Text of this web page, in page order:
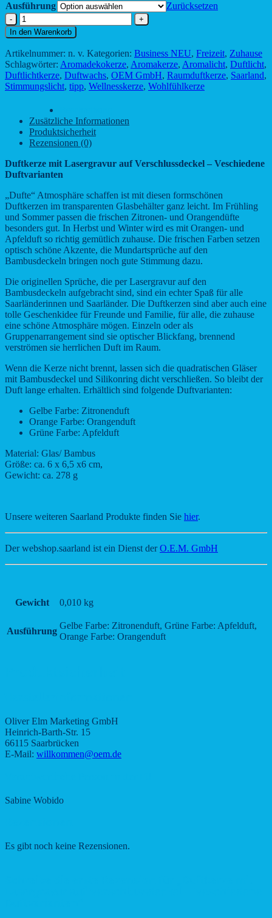
Ausführung
Zurücksetzen
Duftkerze
mit
Lasergravur
auf
Verschlussdeckel
-
Veschiedene
Duftvarianten
In den Warenkorb
Artikelnummer: n. v. Kategorien: Business NEU, Freizeit, Zuhause
Schlagwörter: Aromadekokerze, Aromakerze, Aromalicht, Duftlicht,
Duftlichtkerze, Duftwachs, OEM GmbH, Raumduftkerze, Saarland,
Stimmungslicht, tipp, Wellnesskerze, Wohlfühlkerze
Zusätzliche Informationen
Produktsicherheit
Rezensionen (0)
Duftkerze mit Lasergravur auf Verschlussdeckel – Veschiedene
Duftvarianten
„Dufte“ Atmosphäre schaffen ist mit diesen formschönen
Duftkerzen im transparenten Glasbehälter ganz leicht. Im Frühling
und Sommer passen die frischen Zitronen- und Orangendüfte
besonders gut. In Herbst und Winter wird es mit Orangen- und
Apfelduft so richtig gemütlich zuhause. Die frischen Farben setzen
optisch schöne Akzente, die Mundartsprüche auf den
Bambusdeckeln bringen noch gute Stimmung dazu.
Die originellen Sprüche, die per Lasergravur auf den
Bambusdeckeln aufgebracht sind, sind ein echter Spaß für alle
Saarländerinnen und Saarländer. Die Duftkerzen sind aber auch eine
tolle Geschenkidee für Freunde und Familie, für alle, die zuhause
eine schöne Atmosphäre mögen. Einzeln oder als
Gruppenarrangement sind sie optischer Blickfang, brennend
verströmen sie herrlichen Duft im Raum.
Wenn die Kerze nicht brennt, lassen sich die quadratischen Gläser
mit Bambusdeckel und Silikonring dicht verschließen. So bleibt der
Duft lange erhalten. Erhältlich sind folgende Duftvarianten:
Gelbe Farbe: Zitronenduft
Orange Farbe: Orangenduft
Grüne Farbe: Apfelduft
Material: Glas/ Bambus
Größe: ca. 6 x 6,5 x6 cm,
Gewicht: ca. 278 g
Unsere weiteren Saarland Produkte finden Sie hier.
Der webshop.saarland ist ein Dienst derO.E.M. GmbH
Gewicht 0,010 kg
Ausführung
Gelbe Farbe: Zitronenduft, Grüne Farbe: Apfelduft,
Orange Farbe: Orangenduft
Oliver Elm Marketing GmbH
Heinrich-Barth-Str. 15
66115 Saarbrücken
E-Mail: willkommen@oem.de
Sabine Wobido
Es gibt noch keine Rezensionen.